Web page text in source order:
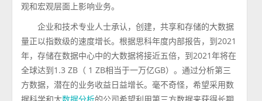
观和宏观层面上影响业务。
企业和技术专业人士承认，创建，共享和存储的大数据
量正以指数级的速度增长。根据思科年度内部报告，到2021
年，存储在数据中心中的大数据将接近五倍，到2021年将在
全球达到1.3 ZB（ 1 ZB相当于一万亿GB）。通过分析第三
方数据，潜在的业务收益日益增长。毫不奇怪，希望采用数